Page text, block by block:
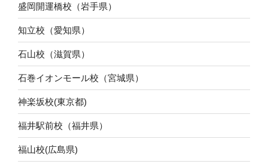
盛岡開運橋校（岩手県）
知立校（愛知県）
石山校（滋賀県）
石巻イオンモール校（宮城県）
神楽坂校(東京都)
福井駅前校（福井県）
福山校(広島県)